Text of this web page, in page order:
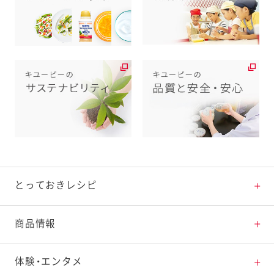
とっておきレシピ
とっておきレシピトップ
素材の知識
商品情報
商品情報トップ
体験・エンタメ